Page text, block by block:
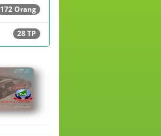
172 Orang
28 TP